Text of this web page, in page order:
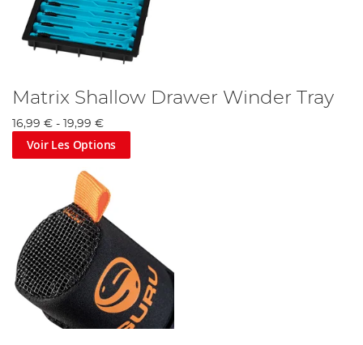
Matrix Shallow Drawer Winder Tray
16,99 € - 19,99 €
Voir Les Options